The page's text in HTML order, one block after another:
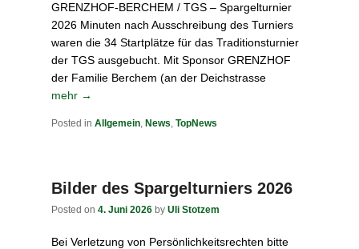
GRENZHOF-BERCHEM / TGS – Spargelturnier
2026 Minuten nach Ausschreibung des Turniers
waren die 34 Startplätze für das Traditionsturnier
der TGS ausgebucht. Mit Sponsor GRENZHOF
der Familie Berchem (an der Deichstrasse
mehr →
Posted in Allgemein, News, TopNews
Bilder des Spargelturniers 2026
Posted on 4. Juni 2026 by Uli Stotzem
Bei Verletzung von Persönlichkeitsrechten bitte